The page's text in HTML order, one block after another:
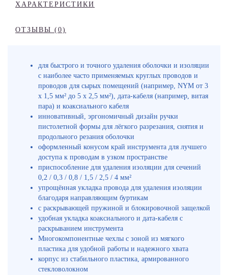
ХАРАКТЕРИСТИКИ
ОТЗЫВЫ (0)
для быстрого и точного удаления оболочки и изоляции
с наиболее часто применяемых круглых проводов и
проводов для сырых помещений (например, NYM от 3
x 1,5 мм² до 5 x 2,5 мм²), дата-кабеля (например, витая
пара) и коаксиального кабеля
инновативный, эргономичный дизайн ручки
пистолетной формы для лёгкого разрезания, снятия и
продольного резания оболочки
оформленный конусом край инструмента для лучшего
доступа к проводам в узком пространстве
приспособление для удаления изоляции для сечений
0,2 / 0,3 / 0,8 / 1,5 / 2,5 / 4 мм²
упрощённая укладка провода для удаления изоляции
благодаря направляющим буртикам
с раскрывающей пружиной и блокировочной защелкой
удобная укладка коаксиального и дата-кабеля с
раскрыванием инструмента
Многокомпонентные чехлы с зоной из мягкого
пластика для удобной работы и надежного хвата
корпус из стабильного пластика, армированного
стекловолокном